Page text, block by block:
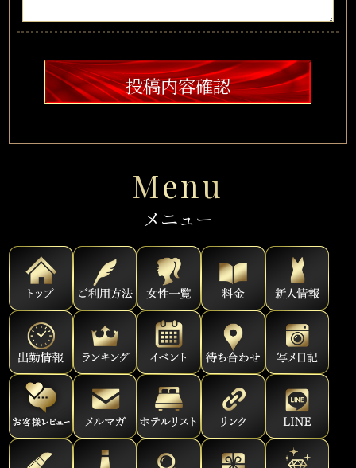
投稿内容確認
Menu
メニュー